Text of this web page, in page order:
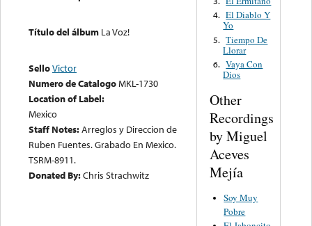
Título del álbum La Voz!
SelloVictor
Numero de CatalogoMKL-1730
Location of Label:
Mexico
Staff Notes:Arreglos y Direccion de
Ruben Fuentes. Grabado En Mexico.
TSRM-8911.
Donated By:Chris Strachwitz
4. El Diablo Y
Yo
5. Tiempo De
Llorar
6. Vaya Con
Dios
Other
Recordings
by Miguel
Aceves
Mejía
Soy Muy
Pobre